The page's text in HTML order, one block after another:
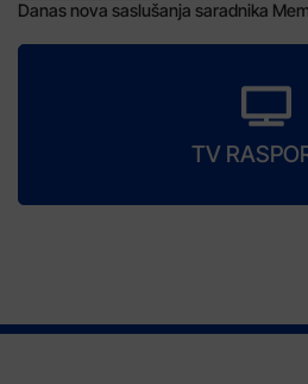
Danas nova saslušanja saradnika
TV